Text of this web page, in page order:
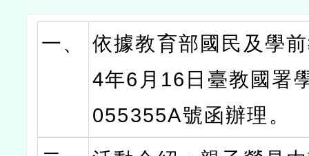
一、
依據教育部國民及學
4年6月16日臺教國署
055355A號函辦理。